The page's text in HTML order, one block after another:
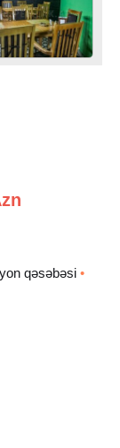
qəsəbəsi •